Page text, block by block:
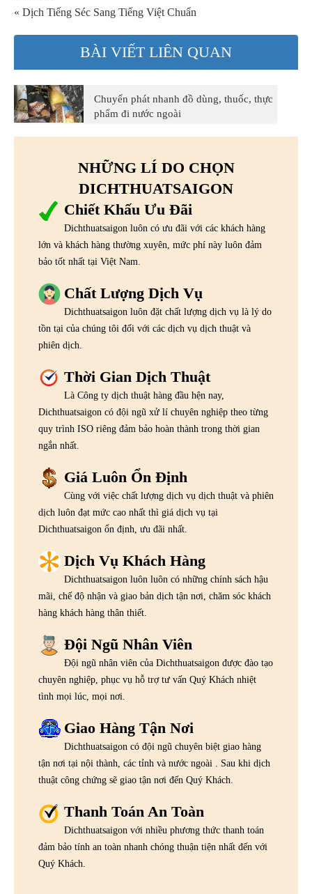
« Dịch Tiếng Séc Sang Tiếng Việt Chuẩn
BÀI VIẾT LIÊN QUAN
Chuyển phát nhanh đồ dùng, thuốc, thực
phẩm đi nước ngoài
NHỮNG LÍ DO CHỌN
DICHTHUATSAIGON
Chiết Khấu Ưu Đãi
Dichthuatsaigon luôn có ưu đãi với các khách hàng
lớn và khách hàng thường xuyên, mức phí này luôn đảm
bảo tốt nhất tại Việt Nam.
Chất Lượng Dịch Vụ
Dichthuatsaigon luôn đặt chất lượng dịch vụ là lý do
tồn tại của chúng tôi đối với các dịch vụ dịch thuật và
phiên dịch.
Thời Gian Dịch Thuật
Là Công ty dịch thuật hàng đầu hện nay,
Dichthuatsaigon có đội ngũ xử lí chuyên nghiệp theo từng
quy trình ISO riêng đảm bảo hoàn thành trong thời gian
ngắn nhất.
Giá Luôn Ổn Định
Cùng với việc chất lượng dịch vụ dịch thuật và phiên
dịch luôn đạt mức cao nhất thì giá dịch vụ tại
Dichthuatsaigon ổn định, ưu đãi nhất.
Dịch Vụ Khách Hàng
Dichthuatsaigon luôn luôn có những chính sách hậu
mãi, chế độ nhận và giao bản dịch tận nơi, chăm sóc khách
hàng khách hàng thân thiết.
Đội Ngũ Nhân Viên
Đội ngũ nhân viên của Dichthuatsaigon được đào tạo
chuyên nghiệp, phục vụ hỗ trợ tư vấn Quý Khách nhiệt
tình mọi lúc, mọi nơi.
Giao Hàng Tận Nơi
Dichthuatsaigon có đội ngũ chuyên biệt giao hàng
tận nơi tại nội thành, các tỉnh và nước ngoài . Sau khi dịch
thuật công chứng sẽ giao tận nơi đến Quý Khách.
Thanh Toán An Toàn
Dichthuatsaigon với nhiều phương thức thanh toán
đảm bảo tính an toàn nhanh chóng thuận tiện nhất đến với
Quý Khách.